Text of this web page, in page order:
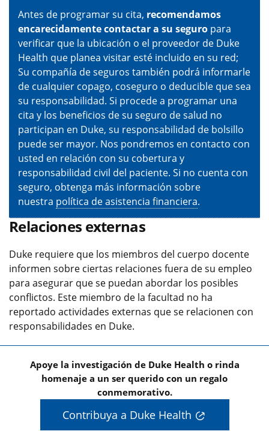
Antes de programar su cita, recomendamos
encarecidamente contactar a su seguro para
verificar que la ubicación o el proveedor de Duke
Health que planea visitar esté incluido en su red;
Su compañía de seguros también podrá informarle
de cualquier copago, coseguro o deducible que sea
su responsabilidad. Si procede a programar una
cita y los beneficios de su seguro de salud no
participan en Duke, su responsabilidad de bolsillo
puede ser mayor. Nos pondremos en contacto con
usted en relación con su cobertura y
responsabilidad civil del paciente. Si no cuenta con
seguro, obtenga más información sobre
nuestra política de asistencia financiera.
Relaciones externas
Duke requiere que los miembros del cuerpo docente
informen sobre ciertas relaciones fuera de su empleo
para asegurar que se puedan abordar los posibles
conflictos. Este miembro de la facultad no ha
reportado actividades externas que se relacionen con
responsabilidades en Duke.
Apoye la investigación de Duke Health o rinda
homenaje a un ser querido con un regalo
conmemorativo.
Contribuya a Duke Health